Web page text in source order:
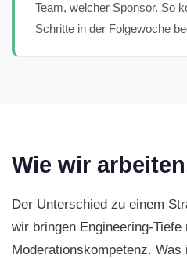
Team, welcher Sponsor. So
Schritte in der Folgewoche
Wie wir
Der Unterschied zu einem
wir bringen Engineering-
Moderationskompetenz.